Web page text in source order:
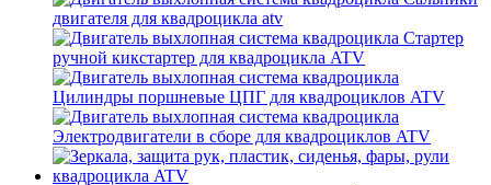
двигателя для квадроцикла atv
Стартер
ручной кикстартер для квадроцикла ATV
Цилиндры поршневые ЦПГ для квадроциклов ATV
Электродвигатели в сборе для квадроциклов ATV